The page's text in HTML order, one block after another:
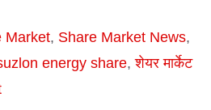
Market, Share Market News,
energy share,शेयर मार्केट